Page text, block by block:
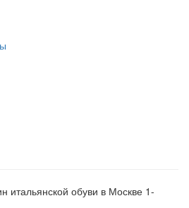
итальянской обуви в Москве 1-